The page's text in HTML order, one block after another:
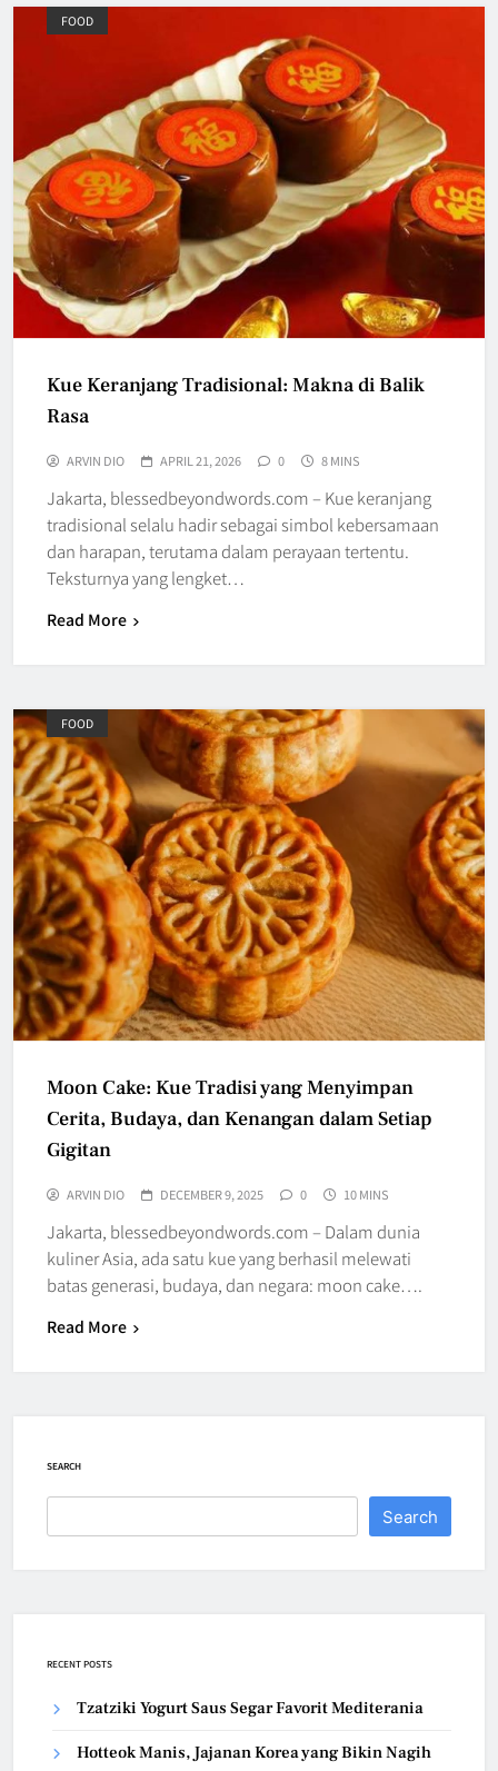
FOOD
Kue Keranjang Tradisional: Makna di Balik
Rasa
ARVIN DIO APRIL 21, 2026 0 8 MINS
Jakarta, blessedbeyondwords.com – Kue keranjang
tradisional selalu hadir sebagai simbol kebersamaan
dan harapan, terutama dalam perayaan tertentu.
Teksturnya yang lengket…
Read More
FOOD
Moon Cake: Kue Tradisi yang Menyimpan
Cerita, Budaya, dan Kenangan dalam Setiap
Gigitan
ARVIN DIO DECEMBER 9, 2025 0 10 MINS
Jakarta, blessedbeyondwords.com – Dalam dunia
kuliner Asia, ada satu kue yang berhasil melewati
batas generasi, budaya, dan negara: moon cake….
Read More
SEARCH
Search
RECENT POSTS
Tzatziki Yogurt Saus Segar Favorit Mediterania
Hotteok Manis, Jajanan Korea yang Bikin Nagih